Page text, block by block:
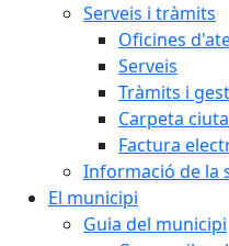
Serveis i tràmits
Oficines
Serveis
Tràmits i
Carpeta
Factura
Informació de la
El municipi
Guia del municipi